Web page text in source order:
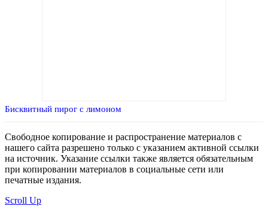
Бисквитный пирог с лимоном
Свободное копирование и распространение материалов с
нашего сайта разрешено только с указанием активной ссылки
на источник. Указание ссылки также является обязательным
при копировании материалов в социальные сети или
печатные издания.
Scroll Up